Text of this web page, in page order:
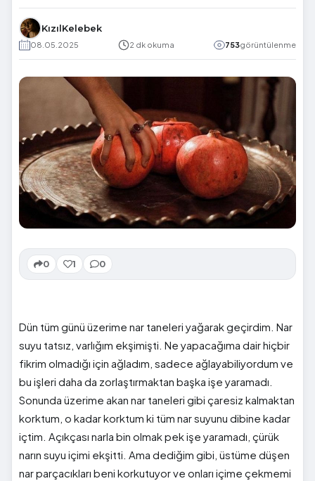
KızılKelebek
08.05.2025 2 dk okuma 753görüntülenme
0 1 0
Dün tüm günü üzerime nar taneleri yağarak geçirdim. Nar
suyu tatsız, varlığım ekşimişti. Ne yapacağıma dair hiçbir
fikrim olmadığı için ağladım, sadece ağlayabiliyordum ve
bu işleri daha da zorlaştırmaktan başka işe yaramadı.
Sonunda üzerime akan nar taneleri gibi çaresiz kalmaktan
korktum, o kadar korktum ki tüm nar suyunu dibine kadar
içtim. Açıkçası narla bin olmak pek işe yaramadı, çürük
narın suyu içimi ekşitti. Ama dediğim gibi, üstüme düşen
nar parçacıkları beni korkutuyor ve onları içime çekmemi